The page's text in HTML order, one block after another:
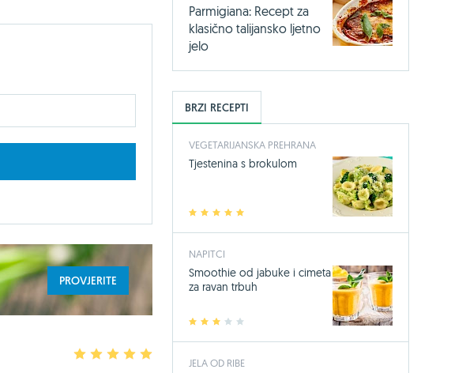
PROVJERITE
2 3 4
Parmigiana: Recept za
klasično talijansko ljetno
jelo
BRZI RECEPTI
VEGETARIJANSKA PREHRANA
2 3 4
Tjestenina s brokulom
NAPITCI
2 3 4
Smoothie od jabuke i cimeta
za ravan trbuh
JELA OD RIBE